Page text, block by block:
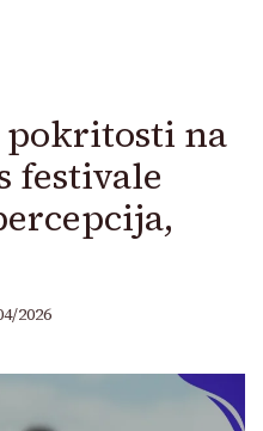
na
festivale
2026